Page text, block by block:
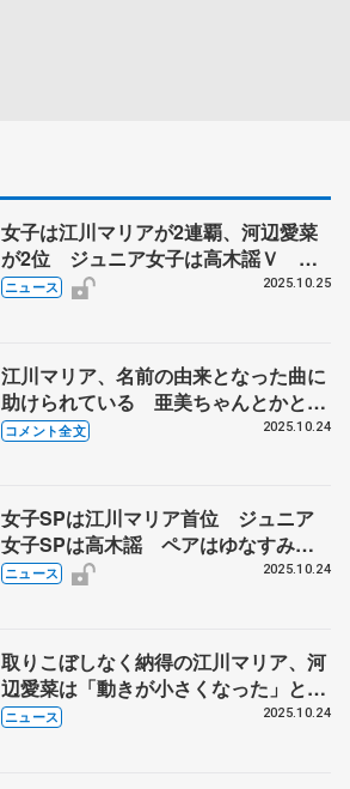
女子は江川マリアが2連覇、河辺愛菜
が2位 ジュニア女子は高木謡Ｖ ペ
アはゆなすみ１位、あゆルカ２位 東
ニュース 2025.10.25
江川マリア、名前の由来となった曲に
助けられている 亜美ちゃんとかと高
いレベルで練習できる環境に感謝
コメント全文 2025.10.24
女子SPは江川マリア首位 ジュニア
女子SPは高木謡 ペアはゆなすみが
トップ 東日本選手権第1日
ニュース 2025.10.24
取りこぼしなく納得の江川マリア、河
辺愛菜は「動きが小さくなった」と反
省 東日本選手権
ニュース 2025.10.24